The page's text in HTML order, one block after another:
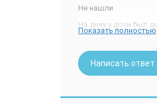
Не нашли
На днях у дочи был
лицо", поскольку
американщину",
детей! Дорогие,
Наши шестилетки и
своё лицо для
Показать полностью
Написать ответ